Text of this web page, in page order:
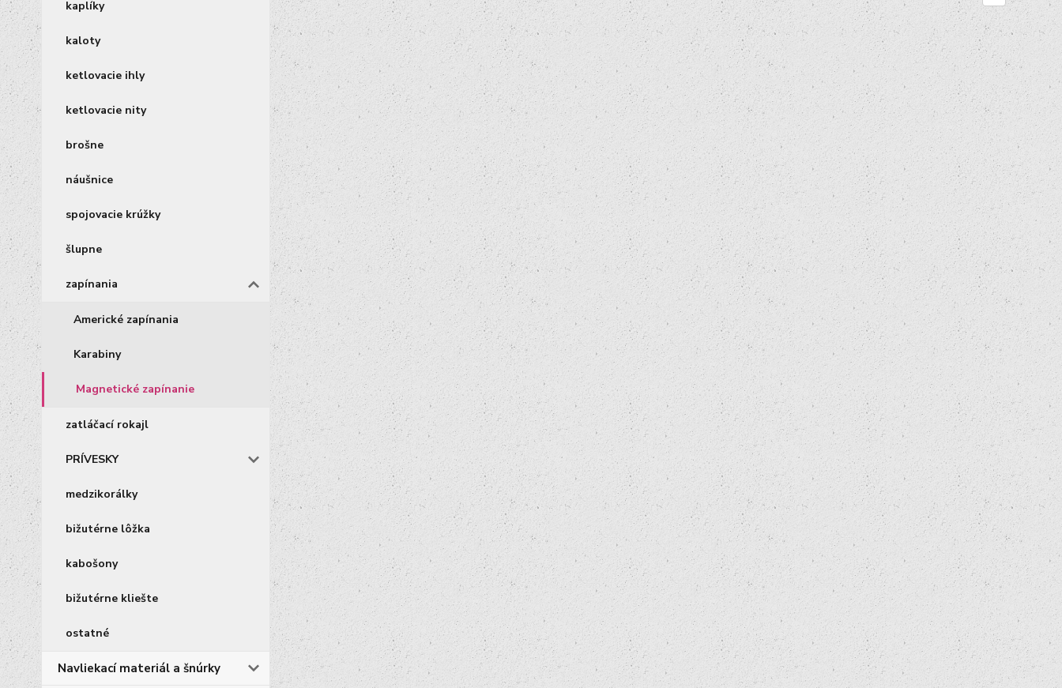
kaplíky
kaloty
ketlovacie ihly
ketlovacie nity
brošne
náušnice
spojovacie krúžky
šlupne
zapínania
Americké zapínania
Karabiny
Magnetické zapínanie
zatláčací rokajl
PRÍVESKY
medzikorálky
bižutérne lôžka
kabošony
bižutérne kliešte
ostatné
Navliekací materiál a šnúrky